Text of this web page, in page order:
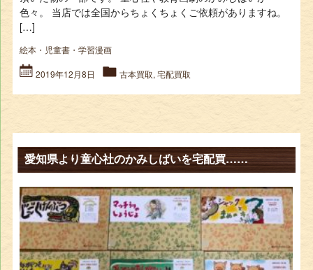
色々。 当店では全国からちょくちょくご依頼がありますね。
[…]
絵本・児童書・学習漫画
2019年12月8日 古本買取 ,宅配買取
愛知県より童心社のかみしばいを宅配買……